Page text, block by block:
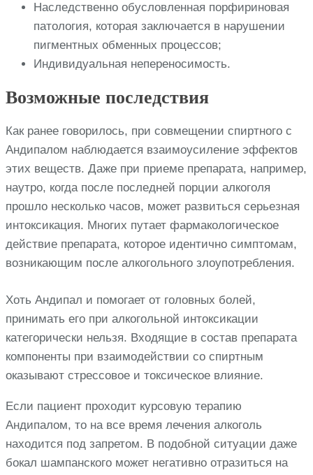
Наследственно обусловленная порфириновая
патология, которая заключается в нарушении
пигментных обменных процессов;
Индивидуальная непереносимость.
Возможные последствия
Как ранее говорилось, при совмещении спиртного с
Андипалом наблюдается взаимоусиление эффектов
этих веществ. Даже при приеме препарата, например,
наутро, когда после последней порции алкоголя
прошло несколько часов, может развиться серьезная
интоксикация. Многих путает фармакологическое
действие препарата, которое идентично симптомам,
возникающим после алкогольного злоупотребления.
Хоть Андипал и помогает от головных болей,
принимать его при алкогольной интоксикации
категорически нельзя. Входящие в состав препарата
компоненты при взаимодействии со спиртным
оказывают стрессовое и токсическое влияние.
Если пациент проходит курсовую терапию
Андипалом, то на все время лечения алкоголь
находится под запретом. В подобной ситуации даже
бокал шампанского может негативно отразиться на